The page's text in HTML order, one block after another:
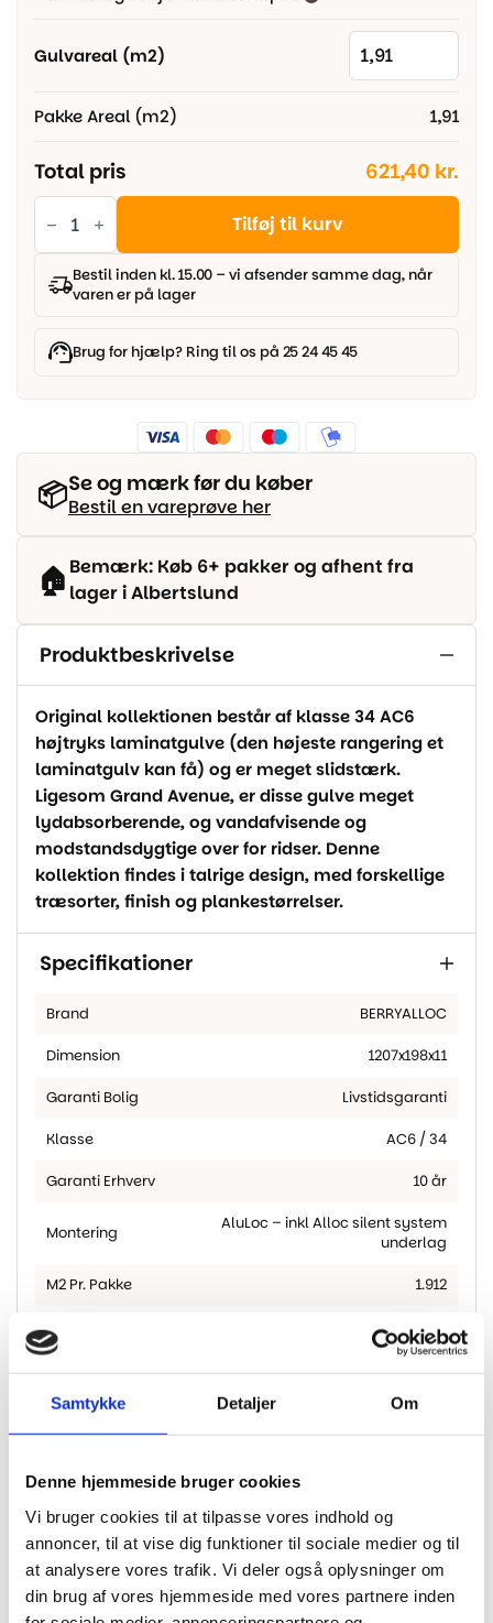
Samtykke Detaljer Om
Denne hjemmeside bruger cookies
Vi bruger cookies til at tilpasse vores indhold og
annoncer, til at vise dig funktioner til sociale medier og til
at analysere vores trafik. Vi deler også oplysninger om
din brug af vores hjemmeside med vores partnere inden
Gulvareal (m2)
Pakke Areal (m2) 1,91
Total pris 621,40 kr.
Berry
Alloc
Original
-
Limestone
Sand
20x40
Tilføj til kurv
Bestil inden kl. 15.00 – vi afsender samme dag, når
varen er på lager
Brug for hjælp? Ring til os på 25 24 45 45
📦Se og mærk før du køber
Bestil en vareprøve her
🏠 Bemærk: Køb 6+ pakker og afhent fra
lager i Albertslund
Produktbeskrivelse
Original kollektionen består af klasse 34 AC6
højtryks laminatgulve (den højeste rangering et
laminatgulv kan få) og er meget slidstærk.
Ligesom Grand Avenue, er disse gulve meget
lydabsorberende, og vandafvisende og
modstandsdygtige over for ridser. Denne
kollektion findes i talrige design, med forskellige
træsorter, finish og plankestørrelser.
Specifikationer
Brand BERRYALLOC
Dimension 1207x198x11
Garanti Bolig Livstidsgaranti
Klasse AC6 / 34
Garanti Erhverv 10 år
Montering
AluLoc – inkl Alloc silent system
underlag
M2 Pr. Pakke 1.912
Kernemateriale HDF – aqua resist
Overflade
Har du husket?